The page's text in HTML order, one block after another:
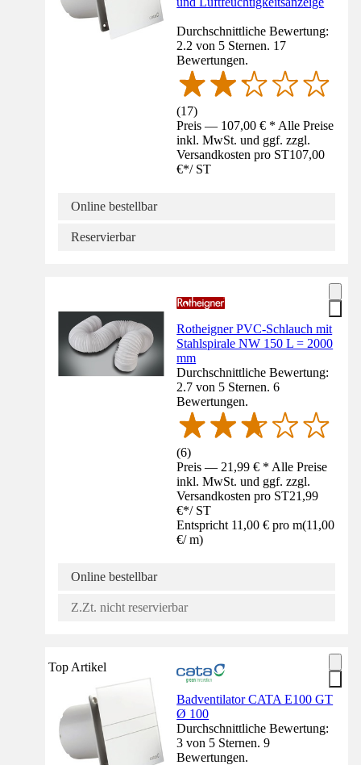
Durchschnittliche Bewertung:
2.2 von 5 Sternen. 17
Bewertungen.
(17)
Preis — 107,00 € * Alle Preise
inkl. MwSt. und ggf. zzgl.
Versandkosten pro ST107,00
€*/ ST
Online bestellbar
Reservierbar
Rotheigner PVC-Schlauch mit
Stahlspirale NW 150 L = 2000
mm
Durchschnittliche Bewertung:
2.7 von 5 Sternen. 6
Bewertungen.
(6)
Preis — 21,99 € * Alle Preise
inkl. MwSt. und ggf. zzgl.
Versandkosten pro ST21,99
€*/ ST
Entspricht 11,00 € pro m(11,00
€/ m)
Online bestellbar
Z.Zt. nicht reservierbar
Top Artikel
Badventilator CATA E100 GT
Ø 100
Durchschnittliche Bewertung:
3 von 5 Sternen. 9
Bewertungen.